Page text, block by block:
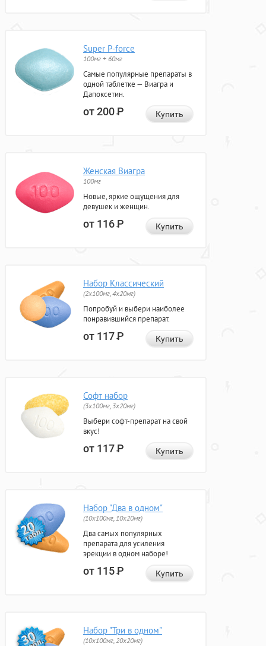
Super P-force
100мг + 60мг
Самые популярные препараты в
одной таблетке — Виагра и
Дапоксетин.
от 200Р Купить
Женская Виагра
100мг
Новые, яркие ощущения для
девушек и женщин.
от 116Р Купить
Набор Классический
(2x100мг, 4x20мг)
Попробуй и выбери наиболее
понравившийся препарат.
от 117Р Купить
Софт набор
(3x100мг, 3x20мг)
Выбери софт-препарат на свой
вкус!
от 117Р Купить
Набор "Два в одном"
(10x100мг, 10x20мг)
Два самых популярных
препарата для усиления
эрекции в одном наборе!
от 115Р Купить
Набор "Три в одном"
(10x100мг, 20x20мг)